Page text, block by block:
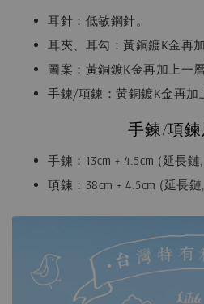
耳針：低敏鋼針。
耳夾、耳勾：黃銅鍍K金再
圖案：黃銅鍍K金再加上一
手鍊/項鍊：黃銅鍍K金再加
手鍊/項
手鍊：13cm + 4.5cm (延長
項鍊：38cm + 4.5cm (延長